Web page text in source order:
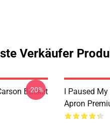
Verkäufer
Bucket
-20%
I Paused My
Apron